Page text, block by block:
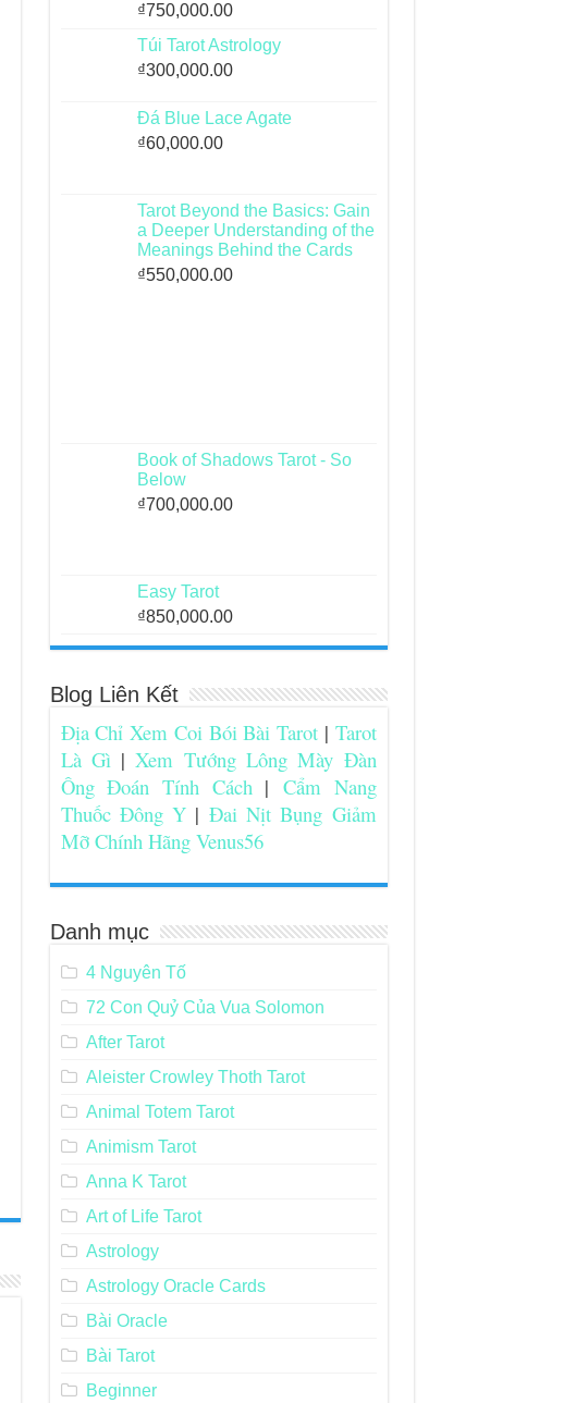
₫750,000.00
Túi Tarot Astrology
₫300,000.00
Đá Blue Lace Agate
₫60,000.00
Tarot Beyond the Basics: Gain
a Deeper Understanding of the
Meanings Behind the Cards
₫550,000.00
Book of Shadows Tarot - So
Below
₫700,000.00
Easy Tarot
₫850,000.00
Blog Liên Kết
Địa Chỉ Xem Coi Bói Bài Tarot | Tarot
Là Gì|Xem Tướng Lông Mày Đàn
Ông Đoán Tính Cách| Cẩm Nang
Thuốc Đông Y|Đai Nịt Bụng Giảm
Mỡ Chính Hãng Venus56
Danh mục
4 Nguyên Tố
72 Con Quỷ Của Vua Solomon
After Tarot
Aleister Crowley Thoth Tarot
Animal Totem Tarot
Animism Tarot
Anna K Tarot
Art of Life Tarot
Astrology
Astrology Oracle Cards
Bài Oracle
Bài Tarot
Beginner